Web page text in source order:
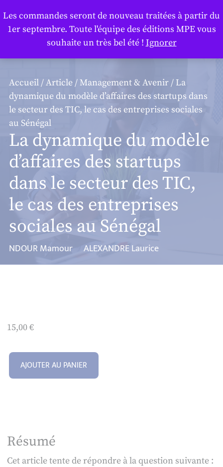
Accueil/Article/ Management & Avenir/ La
dynamique du modèle d’affaires des startups dans
le secteur des TIC, le cas des entreprises sociales
au Sénégal
La dynamique du modèle
d’affaires des startups
dans le secteur des TIC,
le cas des entreprises
sociales au Sénégal
NDOUR Mamour ALEXANDRE Laurice
15,00€
AJOUTER AU PANIER
Résumé
Cet article tente de répondre à la question suivante :
Les commandes seront de nouveau traitées à partir du
1er septembre. Toute l'équipe des éditions MPE vous
souhaite un très bel été ! Ignorer